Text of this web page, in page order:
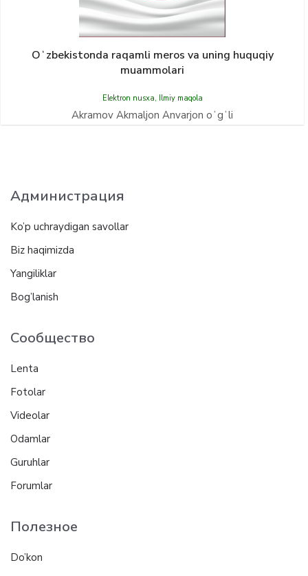
Oʻzbekistonda raqamli meros va uning huquqiy
muammolari
Elektron nusxa, Ilmiy maqola
Akramov Akmaljon Anvarjon oʻgʻli
Администрация
Ko’p uchraydigan savollar
Biz haqimizda
Yangiliklar
Bog’lanish
Сообщество
Lenta
Fotolar
Videolar
Odamlar
Guruhlar
Forumlar
Полезное
Do’kon